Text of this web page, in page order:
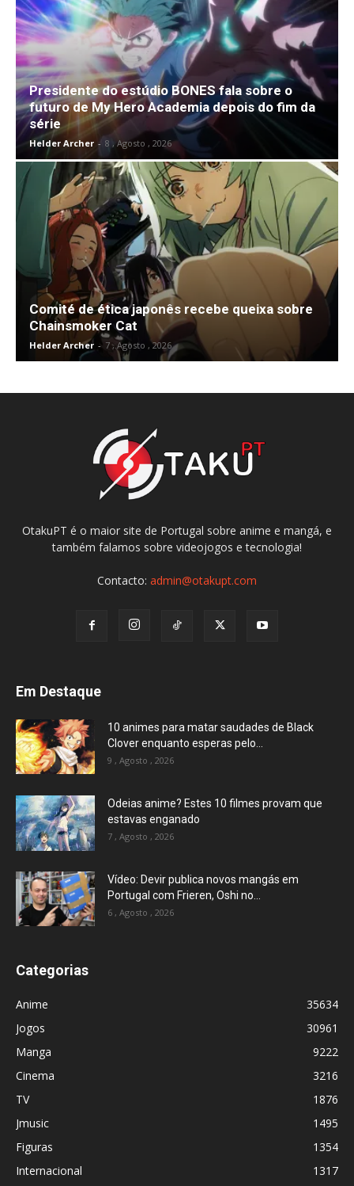
Presidente do estúdio BONES fala sobre o
futuro de My Hero Academia depois do fim da
série
Helder Archer - 8 , Agosto , 2026
Comité de ética japonês recebe queixa sobre
Chainsmoker Cat
Helder Archer - 7 , Agosto , 2026
OtakuPT é o maior site de Portugal sobre anime e mangá, e
também falamos sobre videojogos e tecnologia!
Contacto: admin@otakupt.com
Em Destaque
10 animes para matar saudades de Black
Clover enquanto esperas pelo...
9 , Agosto , 2026
Odeias anime? Estes 10 filmes provam que
estavas enganado
7 , Agosto , 2026
Vídeo: Devir publica novos mangás em
Portugal com Frieren, Oshi no...
6 , Agosto , 2026
Categorias
Anime
35634
Jogos
30961
Manga
9222
Cinema
3216
TV
1876
Jmusic
1495
Figuras
1354
Internacional
1317